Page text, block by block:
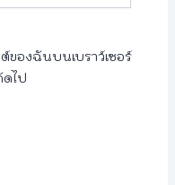
ของฉันบนเบราว์เซอร์
ไป